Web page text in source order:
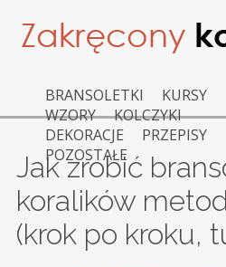
BRANSOLETKI
KURSY
WZORY
KOLCZYKI
DEKORACJE
PRZEPISY
POZOSTAŁE
Jak zrobić
koralików
(krok po kroku,